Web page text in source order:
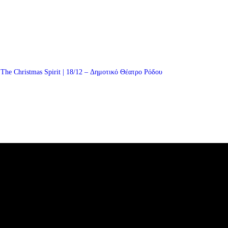
The Christmas Spirit | 18/12 – Δημοτικό Θέατρο Ρόδου